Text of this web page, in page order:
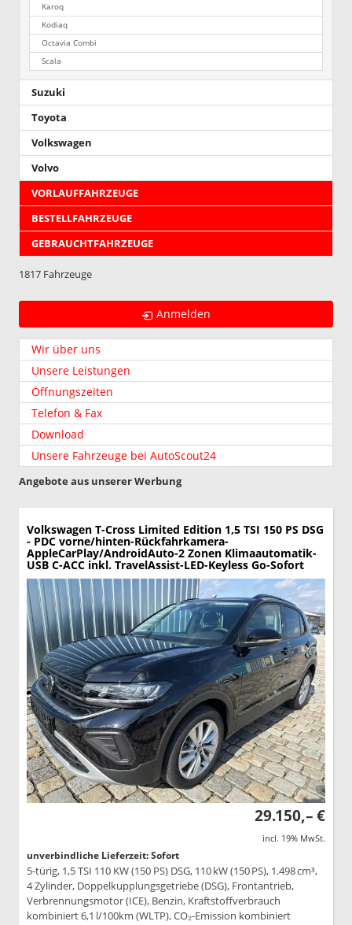
Karoq
Kodiaq
Octavia Combi
Scala
Suzuki
Toyota
Volkswagen
Volvo
VORLAUFFAHRZEUGE
BESTELLFAHRZEUGE
GEBRAUCHTFAHRZEUGE
1817 Fahrzeuge
Anmelden
Wir über uns
Unsere Leistungen
Öffnungszeiten
Telefon & Fax
Download
Unsere Fahrzeuge bei AutoScout24
Angebote aus unserer Werbung
Volkswagen T-Cross Limited Edition 1,5 TSI 150 PS DSG
- PDC vorne/hinten-Rückfahrkamera-
AppleCarPlay/AndroidAuto-2 Zonen Klimaautomatik-
USB C-ACC inkl. TravelAssist-LED-Keyless Go-Sofort
29.150,– €
incl. 19% MwSt.
unverbindliche Lieferzeit: Sofort
5-türig, 1,5 TSI 110 KW (150 PS) DSG, 110 kW (150 PS), 1.498 cm³,
4 Zylinder, Doppelkupplungsgetriebe (DSG), Frontantrieb,
Verbrennungsmotor (ICE), Benzin, Kraftstoffverbrauch
kombiniert 6,1 l/100km (WLTP), CO₂-Emission kombiniert